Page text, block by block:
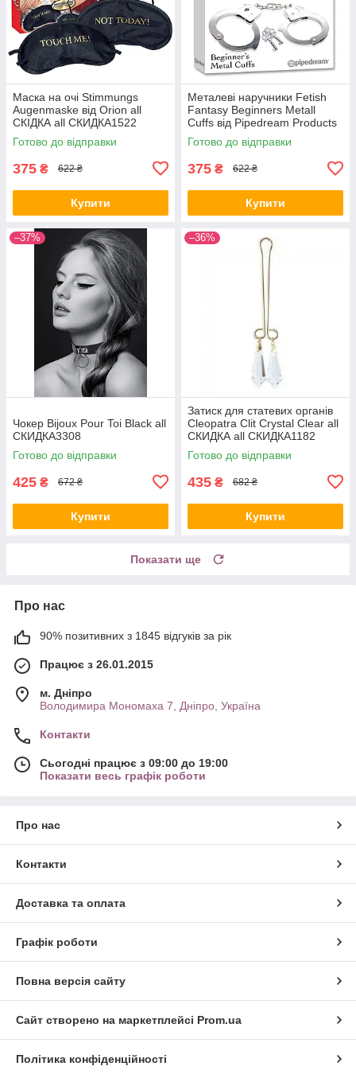
Маска на очі Stimmungs
Augenmaske від Orion all
СКІДКА all СКИДКА1522
Готово до відправки
375 ₴ 622 ₴
Купити
Металеві наручники Fetish
Fantasy Beginners Metall
Cuffs від Pipedream Products
all СКІДКА all СКИДКА1155
Готово до відправки
375 ₴ 622 ₴
Купити
–37%
Чокер Bijoux Pour Toi Black all
СКИДКА3308
Готово до відправки
425 ₴ 672 ₴
Купити
–36%
Затиск для статевих органів
Cleopatra Clit Crystal Clear all
CКИДКА all СКИДКА1182
Готово до відправки
435 ₴ 682 ₴
Купити
Показати ще
Про нас
90% позитивних з 1845 відгуків за рік
Працює з 26.01.2015
м. Дніпро
Володимира Мономаха 7, Дніпро, Україна
Контакти
Сьогодні працює з 09:00 до 19:00
Показати весь графік роботи
Про нас
Контакти
Доставка та оплата
Графік роботи
Повна версія сайту
Сайт створено на маркетплейсі Prom.ua
Політика конфіденційності